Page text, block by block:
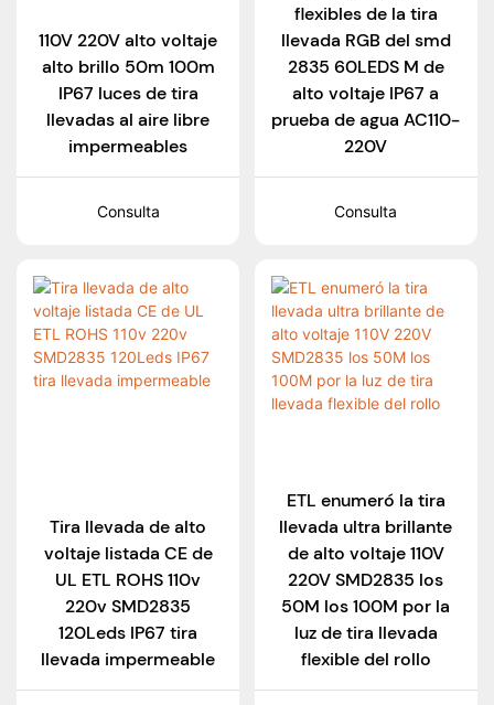
110V 220V alto voltaje
alto brillo 50m 100m
IP67 luces de tira
llevadas al aire libre
impermeables
Consulta
flexibles de la tira
llevada RGB del smd
2835 60LEDS M de
alto voltaje IP67 a
prueba de agua AC110-
220V
Consulta
Tira llevada de alto
voltaje listada CE de
UL ETL ROHS 110v
220v SMD2835
120Leds IP67 tira
llevada impermeable
ETL enumeró la tira
llevada ultra brillante
de alto voltaje 110V
220V SMD2835 los
50M los 100M por la
luz de tira llevada
flexible del rollo